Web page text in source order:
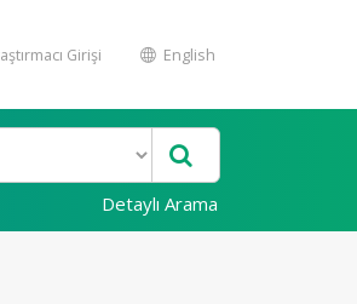
Girişi English
Detaylı Arama